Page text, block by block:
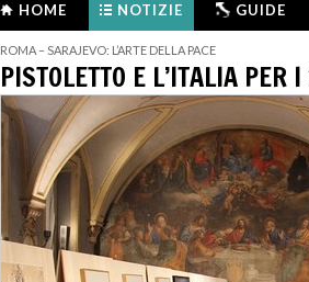
HOME NOTIZIE GUIDE
ROMA – SARAJEVO: L’ARTE DELLA PACE
PISTOLETTO E L’ITALIA